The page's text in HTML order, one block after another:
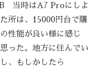
当時はA7 Proにしよ
所は、15000円台で購
性能が良い様に感じ
った。地方に住んでい
、もしかしたら